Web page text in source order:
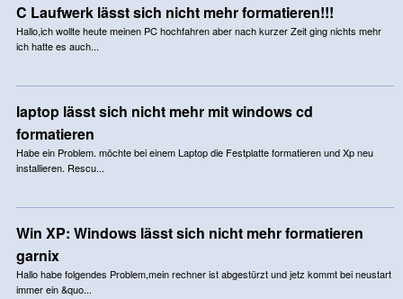
C Laufwerk lässt sich nicht mehr formatieren!!!
Hallo,ich wollte heute meinen PC hochfahren aber nach kurzer Zeit ging nichts mehr
ich hatte es auch...
laptop lässt sich nicht mehr mit windows cd
formatieren
Habe ein Problem. möchte bei einem Laptop die Festplatte formatieren und Xp neu
installieren. Rescu...
Win XP: Windows lässt sich nicht mehr formatieren
garnix
Hallo habe folgendes Problem,mein rechner ist abgestürzt und jetz kommt bei neustart
immer ein &quo...